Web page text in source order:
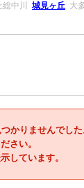
総中川 城見ヶ丘 大
かりませんでした
さい。
しています。